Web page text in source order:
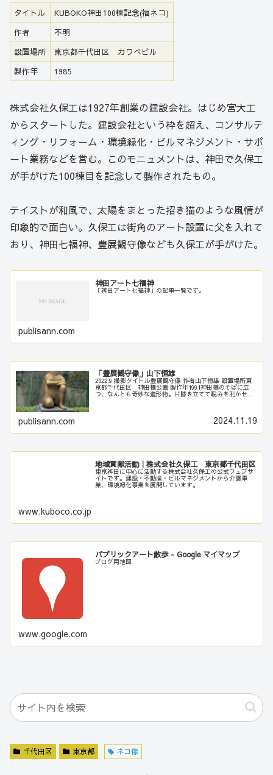
タイトル
KUBOKO神田100棟記念(福ネコ)
作者
不明
設置場所
東京都千代田区 カワベビル
製作年
1985
株式会社久保工は1927年創業の建設会社。はじめ宮大工
からスタートした。建設会社という枠を超え、コンサルテ
ィング・リフォーム・環境緑化・ビルマネジメント・サポ
ート業務などを営む。このモニュメントは、神田で久保工
が手がけた100棟目を記念して製作されたもの。
テイストが和風で、太陽をまとった招き猫のような風情が
印象的で面白い。久保工は街角のアート設置に父を入れて
おり、神田七福神、豊展観守像なども久保工が手がけた。
神田アート七福神
「神田アート七福神」の記事一覧です。
publisann.com
「豊展観守像」山下恒雄
2022.9 撮影タイトル豊展観守像 作者山下恒雄 設置場所東
京都千代田区 神田橋公園 製作年1991神田橋のそばに立
つ、なんとも奇妙な造形物。片膝を立てて睨みを利かせて
publisann.com 2024.11.19
地域貢献活動｜株式会社久保工 東京都千代田区
東京神田に中心に活動する株式会社久保工の公式ウェブサ
イトです。建設・不動産・ビルマネジメントから介護事
業、環境緑化事業を展開しています。
www.kuboco.co.jp
パブリックアート散歩 - Google マイマップ
ブログ用地図
www.google.com
千代田区 東京都 ネコ像